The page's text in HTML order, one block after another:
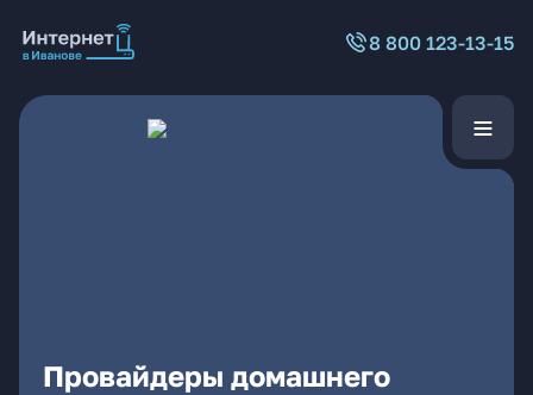
8 800 123-13-15
Провайдеры домашнего